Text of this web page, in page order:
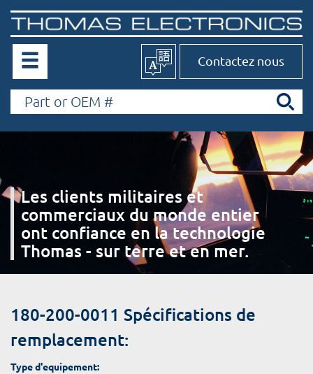
Contactez nous
Les clients militaires et
commerciaux du monde entier
ont confiance en la technologie
Thomas - sur terre et en mer.
180-200-0011 Spécifications de
remplacement:
Type d'equipement: